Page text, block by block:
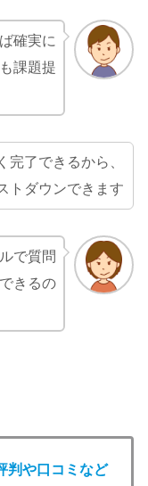
確実に
課題提
完了できるから、
トダウンできます
で質問
きるの
判や口コミなど